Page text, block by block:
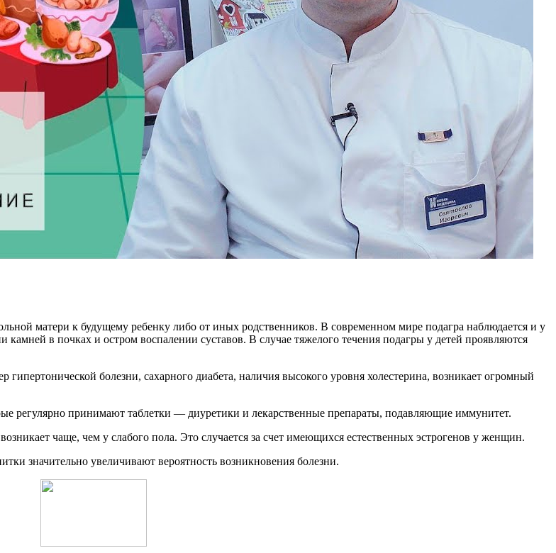
матери к будущему ребенку либо от иных родственников. В современном мире подагра наблюдается и у
камней в почках и остром воспалении суставов. В случае тяжелого течения подагры у детей проявляются
болезни, сахарного диабета, наличия высокого уровня холестерина, возникает огромный
регулярно принимают таблетки — диуретики и лекарственные препараты, подавляющие иммунитет.
чаще, чем у слабого пола. Это случается за счет имеющихся естественных эстрогенов у женщин.
значительно увеличивают вероятность возникновения болезни.